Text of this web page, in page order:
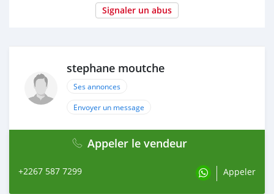
Signaler un abus
stephane moutche
Ses annonces
Envoyer un message
Appeler le vendeur
+2267 587 7299 Appeler